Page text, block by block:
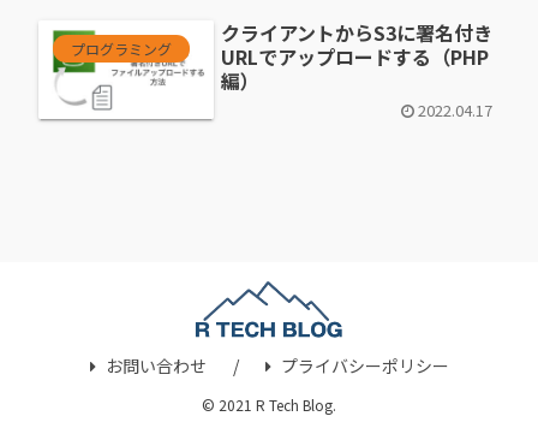
プログラミング
クライアントからS3に署名付き
URLでアップロードする（PHP
編）
2022.04.17
お問い合わせ プライバシーポリシー
© 2021 R Tech Blog.